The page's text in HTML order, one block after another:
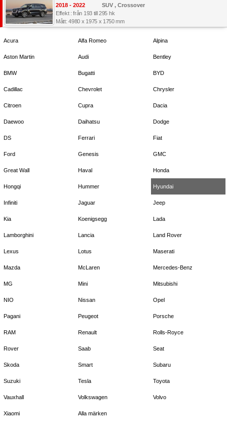
2018 - 2022
SUV , Crossover
Effekt : från 193 till 295 hk
Mått: 4980 x 1975 x 1750 mm
Acura Alfa Romeo Alpina
Aston Martin Audi Bentley
BMW Bugatti BYD
Cadillac Chevrolet Chrysler
Citroen Cupra Dacia
Daewoo Daihatsu Dodge
DS Ferrari Fiat
Ford Genesis GMC
Great Wall Haval Honda
Hongqi Hummer Hyundai
Infiniti Jaguar Jeep
Kia Koenigsegg Lada
Lamborghini Lancia Land Rover
Lexus Lotus Maserati
Mazda McLaren Mercedes-Benz
MG Mini Mitsubishi
NIO Nissan Opel
Pagani Peugeot Porsche
RAM Renault Rolls-Royce
Rover Saab Seat
Skoda Smart Subaru
Suzuki Tesla Toyota
Vauxhall Volkswagen Volvo
Xiaomi Alla märken